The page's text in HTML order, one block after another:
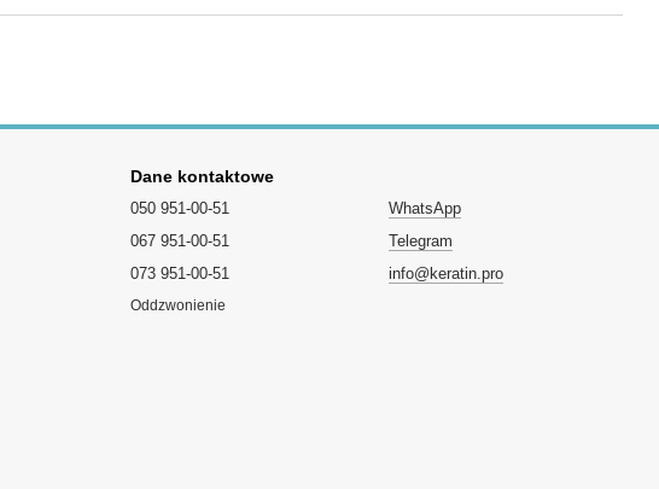
Dane kontaktowe
050 951-00-51
067 951-00-51
073 951-00-51
Oddzwonienie
WhatsApp
Telegram
info@keratin.pro